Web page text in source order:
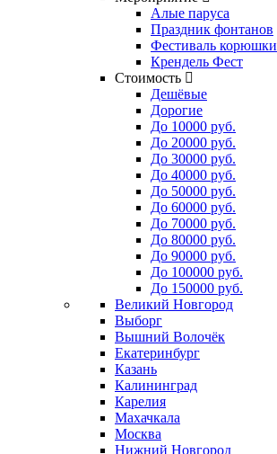
Алые паруса
Праздник фонтанов
Фестиваль корюшки
Крендель Фест
Стоимость
Дешёвые
Дорогие
До 10000 руб.
До 20000 руб.
До 30000 руб.
До 40000 руб.
До 50000 руб.
До 60000 руб.
До 70000 руб.
До 80000 руб.
До 90000 руб.
До 100000 руб.
До 150000 руб.
Великий Новгород
Выборг
Вышний Волочёк
Екатеринбург
Казань
Калининград
Карелия
Махачкала
Москва
Нижний Новгород